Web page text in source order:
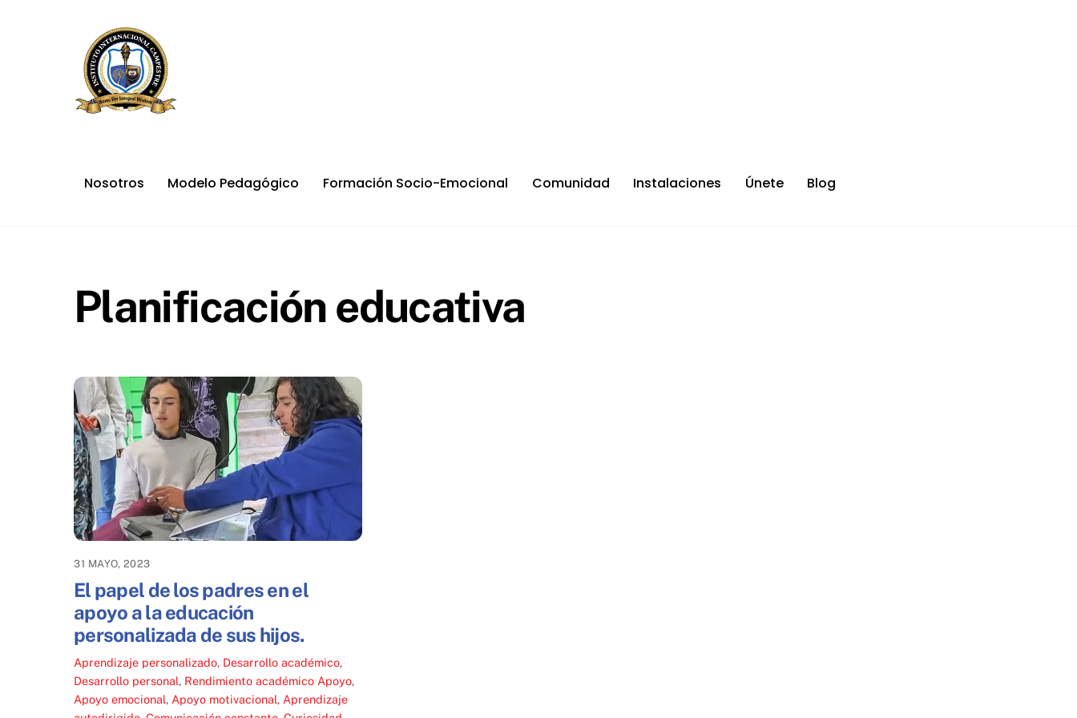
Nosotros Modelo Pedagógico Formación Socio-Emocional Comunidad Instalaciones Únete Blog
Planificación educativa
31 MAYO, 2023
El papel de los padres en el
apoyo a la educación
personalizada de sus hijos.
Aprendizaje personalizado, Desarrollo académico,
Desarrollo personal, Rendimiento académico Apoyo,
Apoyo emocional, Apoyo motivacional, Aprendizaje